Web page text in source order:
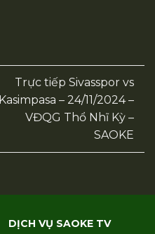
Trực tiếp Sivasspor vs
Kasimpasa – 24/11/2024 –
VĐQG Thổ Nhĩ Kỳ –
SAOKE
DỊCH VỤ SAOKE TV